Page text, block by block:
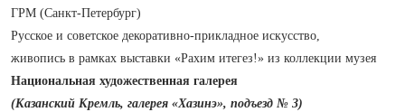
ГРМ (Санкт‑Петербург)
Русское и советское декоративно‑прикладное искусство,
живопись в рамках выставки «Рахим итегез!» из коллекции музея
Национальная художественная галерея
(Казанский Кремль, галерея «Хазинэ», подъезд № 3)